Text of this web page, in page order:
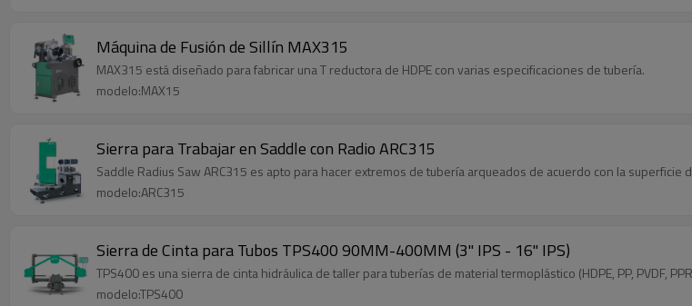
Máquina de Fusión de Sillín MAX315
MAX315 está diseñado para fabricar una T reductora de HDPE con varias especificaciones de tubería.
modelo:MAX15
Sierra para Trabajar en Saddle con Radio ARC315
Saddle Radius Saw ARC315 es apto para hacer extremos de tubería arqueados de acuerdo con la superficie
modelo:ARC315
Sierra de Cinta para Tubos TPS400 90MM-400MM (3" IPS - 16" IPS)
TPS400 es una sierra de cinta hidráulica de taller para tuberías de material termoplástico (HDPE, PP, PVDF,
modelo:TPS400